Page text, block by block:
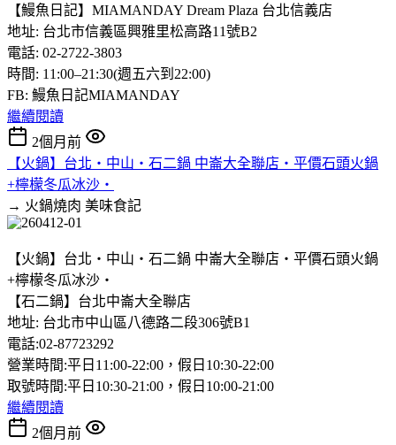
【鰻魚日記】MIAMANDAY Dream Plaza 台北信義店
地址: 台北市信義區興雅里松高路11號B2
電話: 02-2722-3803
時間: 11:00–21:30(週五六到22:00)
FB: 鰻魚日記MIAMANDAY
繼續閱讀
2個月前
【火鍋】台北‧中山‧石二鍋 中崙大全聯店‧平價石頭火鍋
+檸檬冬瓜冰沙‧
→ 火鍋燒肉 美味食記
【火鍋】台北‧中山‧石二鍋 中崙大全聯店‧平價石頭火鍋
+檸檬冬瓜冰沙‧
【石二鍋】台北中崙大全聯店
地址: 台北市中山區八德路二段306號B1
電話:02-87723292
營業時間:平日11:00-22:00，假日10:30-22:00
取號時間:平日10:30-21:00，假日10:00-21:00
繼續閱讀
2個月前